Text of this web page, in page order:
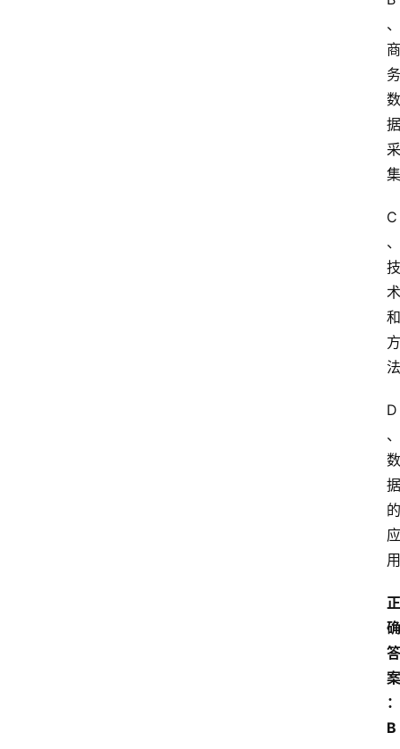
、
商
务
数
据
采
集
C
、
技
术
和
方
法
D
、
数
据
的
应
用
正
确
答
案
：
B